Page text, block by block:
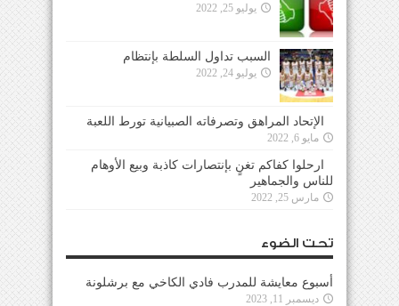
يوليو 25, 2022
السبب تداول السلطة بإنتظام
يوليو 24, 2022
الإتحاد المراهق وتصرفاته الصبيانية تورط اللعبة
مايو 6, 2022
ارحلوا كفاكم تغنٍ بإنتصارات كاذبة وبيع الأوهام
للناس والجماهير
مارس 25, 2022
تحت الضوء
أسبوع معايشة للمدرب فادي الكاخي مع برشلونة
ديسمبر 11, 2023